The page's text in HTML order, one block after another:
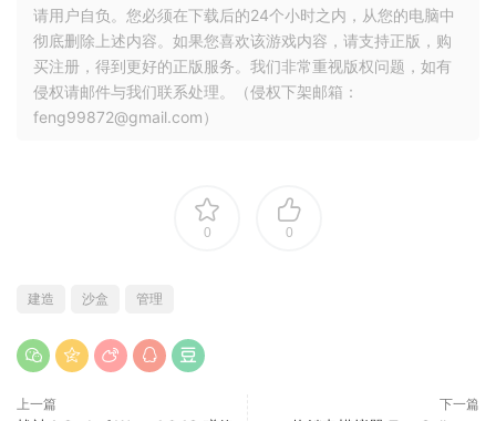
请用户自负。您必须在下载后的24个小时之内，从您的电脑中
彻底删除上述内容。如果您喜欢该游戏内容，请支持正版，购
买注册，得到更好的正版服务。我们非常重视版权问题，如有
侵权请邮件与我们联系处理。（侵权下架邮箱：
feng99872@gmail.com）
0 0
建造 沙盒 管理
上一篇 下一篇